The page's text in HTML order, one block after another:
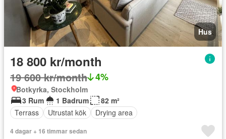
Hus
18 800 kr/month
19 600 kr/month 4%
Botkyrka, Stockholm
3 Rum
1 Badrum
82 m²
Terrass
Utrustat kök Drying area
4 dagar + 16 timmar sedan